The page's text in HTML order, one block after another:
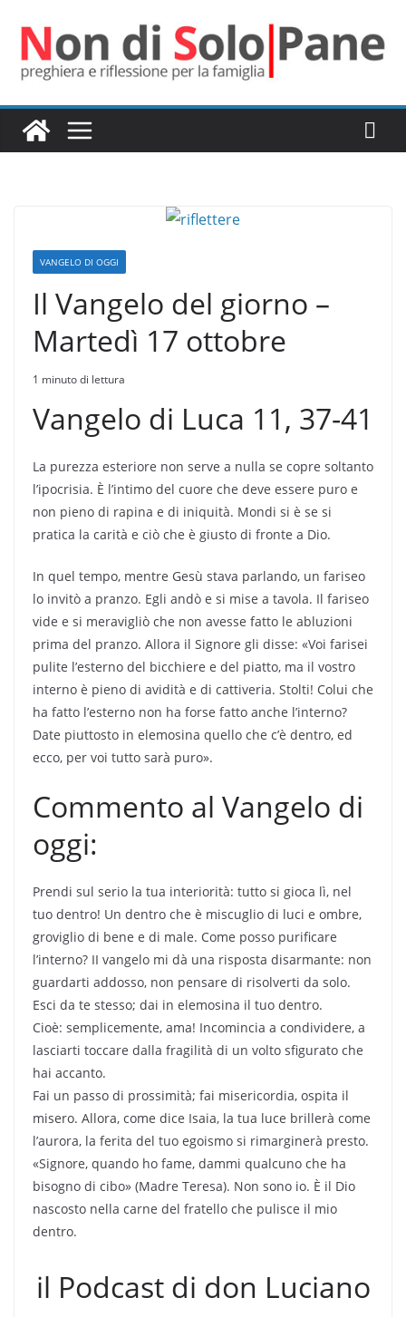
contenuto
VANGELO DI OGGI
Il Vangelo del giorno –
Martedì 17 ottobre
1 minuto di lettura
Vangelo di Luca 11, 37-41
La purezza esteriore non serve a nulla se copre soltanto
l’ipocrisia. È l’intimo del cuore che deve essere puro e
non pieno di rapina e di iniquità. Mondi si è se si
pratica la carità e ciò che è giusto di fronte a Dio.
In quel tempo, mentre Gesù stava parlando, un fariseo
lo invitò a pranzo. Egli andò e si mise a tavola. Il fariseo
vide e si meravigliò che non avesse fatto le abluzioni
prima del pranzo. Allora il Signore gli disse: «Voi farisei
pulite l’esterno del bicchiere e del piatto, ma il vostro
interno è pieno di avidità e di cattiveria. Stolti! Colui che
ha fatto l’esterno non ha forse fatto anche l’interno?
Date piuttosto in elemosina quello che c’è dentro, ed
ecco, per voi tutto sarà puro».
Commento al Vangelo di
oggi:
Prendi sul serio la tua interiorità: tutto si gioca lì, nel
tuo dentro! Un dentro che è miscuglio di luci e ombre,
groviglio di bene e di male. Come posso purificare
l’interno? II vangelo mi dà una risposta disarmante: non
guardarti addosso, non pensare di risolverti da solo.
Esci da te stesso; dai in elemosina il tuo dentro.
Cioè: semplicemente, ama! Incomincia a condividere, a
lasciarti toccare dalla fragilità di un volto sfigurato che
hai accanto.
Fai un passo di prossimità; fai misericordia, ospita il
misero. Allora, come dice Isaia, la tua luce brillerà come
l’aurora, la ferita del tuo egoismo si rimarginerà presto.
«Signore, quando ho fame, dammi qualcuno che ha
bisogno di cibo» (Madre Teresa). Non sono io. È il Dio
nascosto nella carne del fratello che pulisce il mio
dentro.
il Podcast di don Luciano